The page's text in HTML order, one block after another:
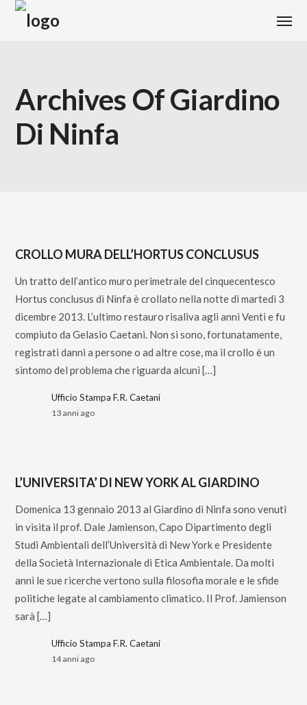
Archives Of Giardino
Di Ninfa
CROLLO MURA DELL’HORTUS CONCLUSUS
Un tratto dell’antico muro perimetrale del cinquecentesco
Hortus conclusus di Ninfa è crollato nella notte di martedì 3
dicembre 2013. L’ultimo restauro risaliva agli anni Venti e fu
compiuto da Gelasio Caetani. Non si sono, fortunatamente,
registrati danni a persone o ad altre cose, ma il crollo è un
sintomo del problema che riguarda alcuni […]
Ufficio Stampa F.R. Caetani
13 anni ago
L’UNIVERSITA’ DI NEW YORK AL GIARDINO
Domenica 13 gennaio 2013 al Giardino di Ninfa sono venuti
in visita il prof. Dale Jamienson, Capo Dipartimento degli
Studi Ambientali dell’Università di New York e Presidente
della Società Internazionale di Etica Ambientale. Da molti
anni le sue ricerche vertono sulla filosofia morale e le sfide
politiche legate al cambiamento climatico. Il Prof. Jamienson
sarà […]
Ufficio Stampa F.R. Caetani
14 anni ago